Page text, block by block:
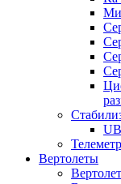
Вертолеты